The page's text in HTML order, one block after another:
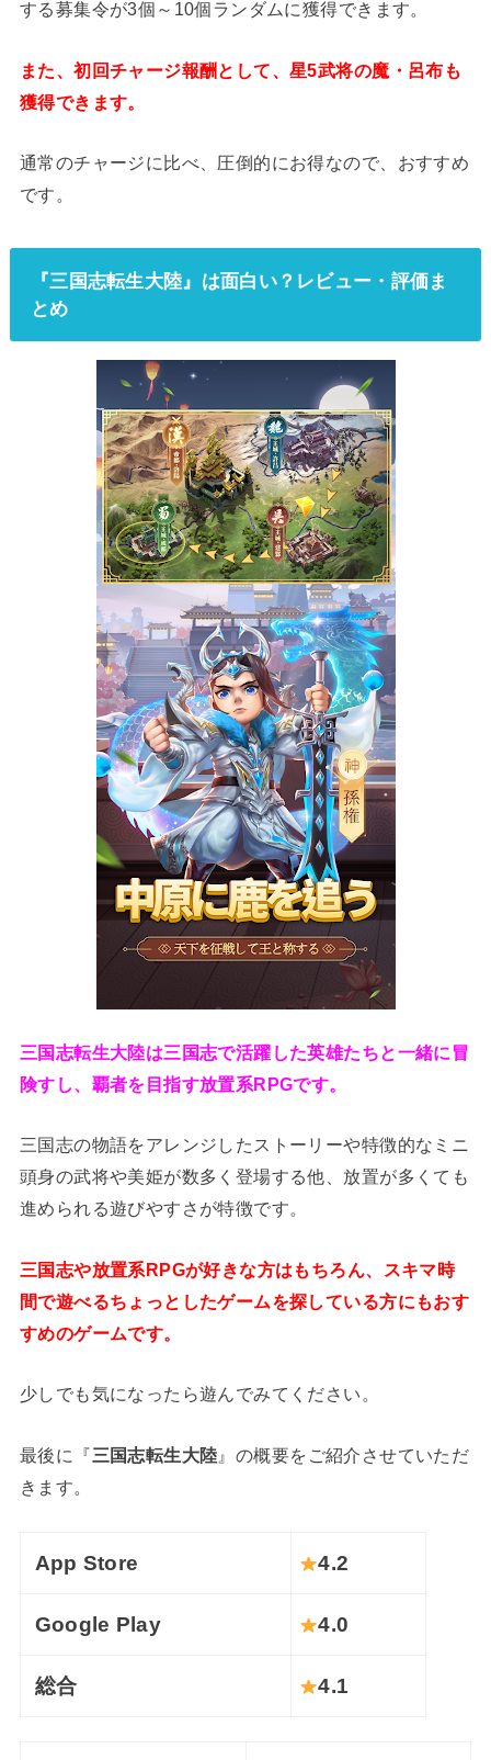
する募集令が3個～10個ランダムに獲得できます。
また、初回チャージ報酬として、星5武将の魔・呂布も
獲得できます。
通常のチャージに比べ、圧倒的にお得なので、おすすめ
です。
『三国志転生大陸』は面白い？レビュー・評価ま
とめ
三国志転生大陸は三国志で活躍した英雄たちと一緒に冒
険すし、覇者を目指す放置系RPGです。
三国志の物語をアレンジしたストーリーや特徴的なミニ
頭身の武将や美姫が数多く登場する他、放置が多くても
進められる遊びやすさが特徴です。
三国志や放置系RPGが好きな方はもちろん、スキマ時
間で遊べるちょっとしたゲームを探している方にもおす
すめのゲームです。
少しでも気になったら遊んでみてください。
最後に『三国志転生大陸 』の概要をご紹介させていただ
きます。
App Store 4.2
Google Play 4.0
総合 4.1